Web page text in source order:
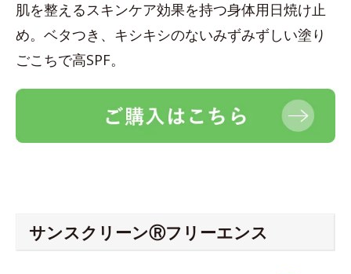
肌を整えるスキンケア効果を持つ身体用日焼け止
め。ベタつき、キシキシのないみずみずしい塗り
ごこちで高SPF。
サンスクリーンⓇフリーエンス